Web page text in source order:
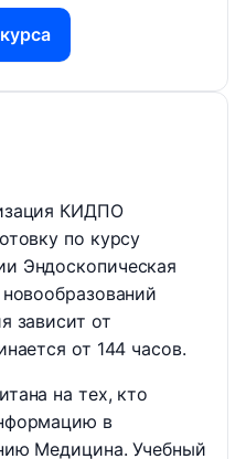
КИДПО
по курсу
Эндоскопическая
зависит от
от 144 часов.
на тех, кто
в
Медицина. Учебный